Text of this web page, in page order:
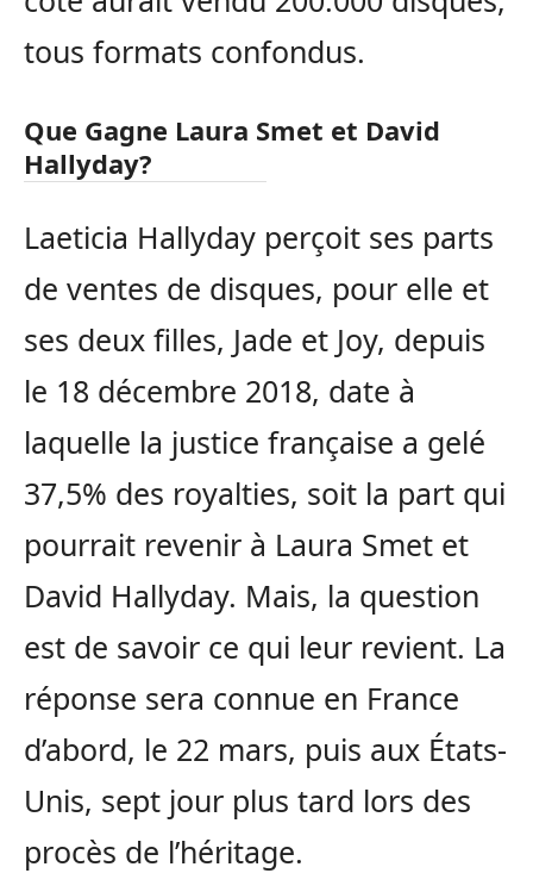
tous formats confondus.
Que Gagne Laura Smet et David
Hallyday?
Laeticia Hallyday perçoit ses parts
de ventes de disques, pour elle et
ses deux filles, Jade et Joy, depuis
le 18 décembre 2018, date à
laquelle la justice française a gelé
37,5% des royalties, soit la part qui
pourrait revenir à Laura Smet et
David Hallyday. Mais, la question
est de savoir ce qui leur revient. La
réponse sera connue en France
d’abord, le 22 mars, puis aux États-
Unis, sept jour plus tard lors des
procès de l’héritage.